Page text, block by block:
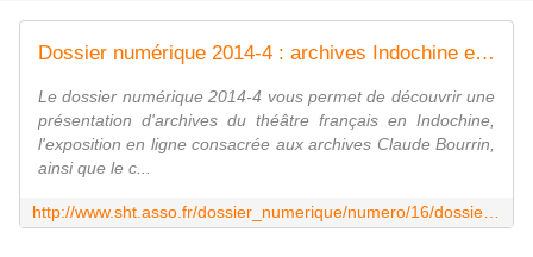
Dossier numérique 2014-4 : archives Indochine et expositions
Le dossier numérique 2014-4 vous permet de découvrir une
présentation d'archives du théâtre français en Indochine,
l'exposition en ligne consacrée aux archives Claude Bourrin,
ainsi que le c...